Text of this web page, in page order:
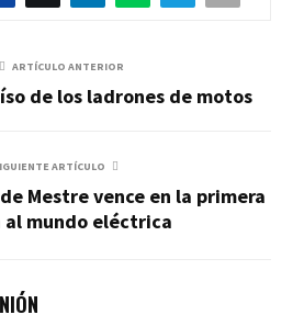
ARTÍCULO ANTERIOR
de los ladrones de motos
ARTÍCULO
Mestre vence en la primera
mundo eléctrica